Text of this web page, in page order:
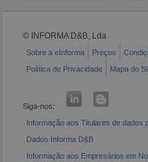
© INFORMA D&B, Lda
Sobre a eInforma Preços
Política de Privacidade
Mapa do
Siga-nos:
Informação aos Titulares de dados
Dados Informa D&B
Informação aos Empresários em